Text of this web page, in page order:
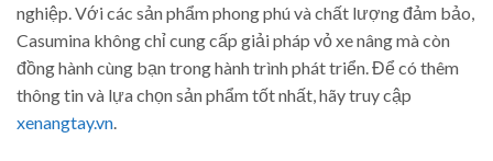
nghiệp. Với các sản phẩm phong phú và chất lượng đảm bảo,
Casumina không chỉ cung cấp giải pháp vỏ xe nâng mà còn
đồng hành cùng bạn trong hành trình phát triển. Để có thêm
thông tin và lựa chọn sản phẩm tốt nhất, hãy truy cập
xenangtay.vn.